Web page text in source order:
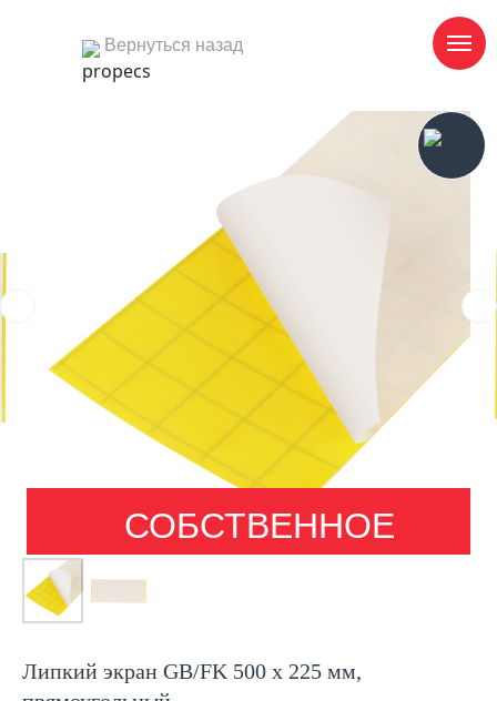
Вернуться назад
СОБСТВЕННОЕ
ПРОИЗВОДСТВО
Липкий экран GB/FK 500 х 225 мм,